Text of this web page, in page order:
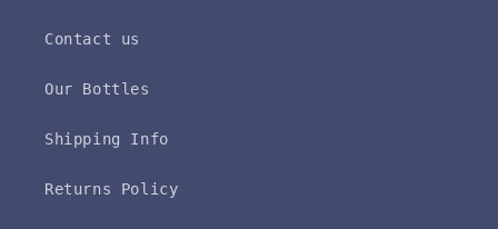
Contact us
Our Bottles
Shipping Info
Returns Policy